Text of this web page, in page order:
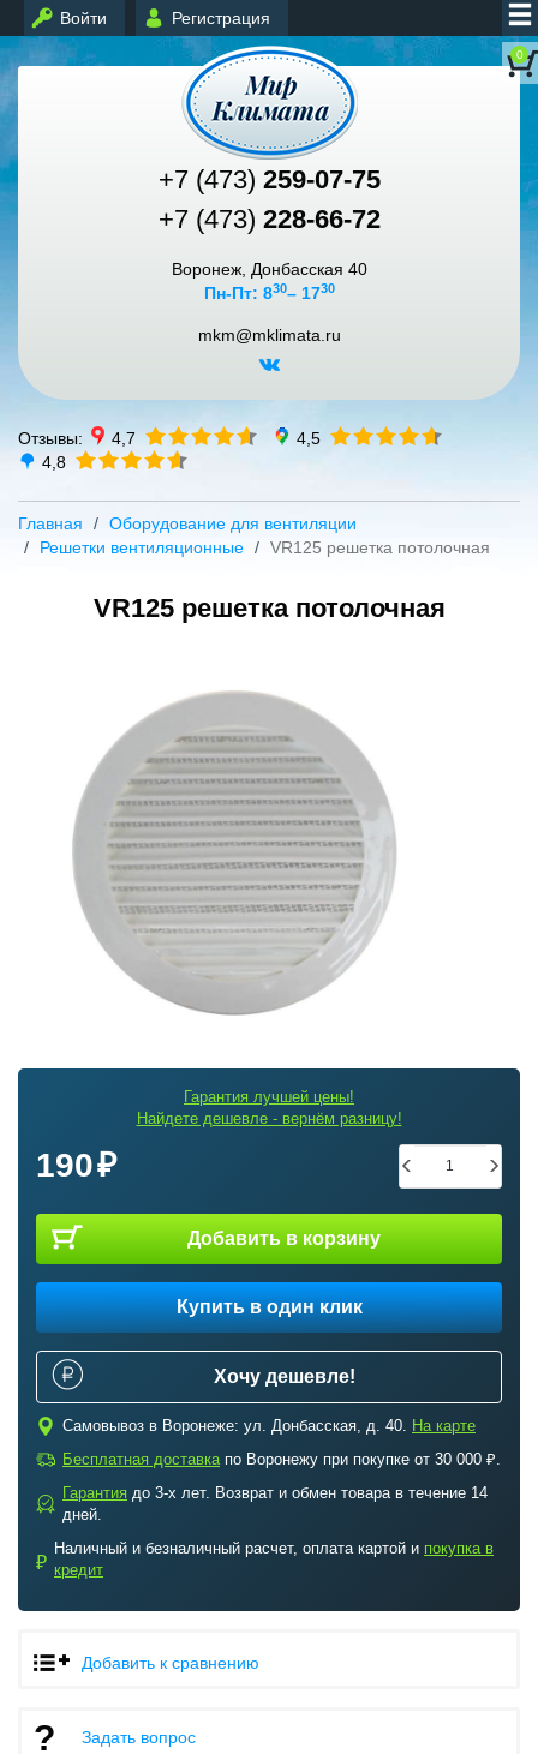
Войти Регистрация
0
+7 (473) 259-07-75
+7 (473) 228-66-72
Воронеж, Донбасская 40
Пн-Пт: 830– 1730
mkm@mklimata.ru
Отзывы: 4,7
4,5
4,8
Главная
Оборудование для вентиляции
Решетки вентиляционные
VR125 решетка потолочная
VR125 решетка потолочная
Гарантия лучшей цены!
Найдете дешевле - вернём разницу!
190
Добавить в корзину
Купить в один клик
Хочу дешевле!
c Самовывоз в Воронеже: ул. Донбасская, д. 40. На карте
a Бесплатная доставкапо Воронежу при покупке от 30 000 ₽.
b
Гарантия до 3-х лет. Возврат и обмен товара в течение 14
дней.
₽
Наличный и безналичный расчет, оплата картой и покупка в
кредит
Добавить к сравнению
Задать вопрос